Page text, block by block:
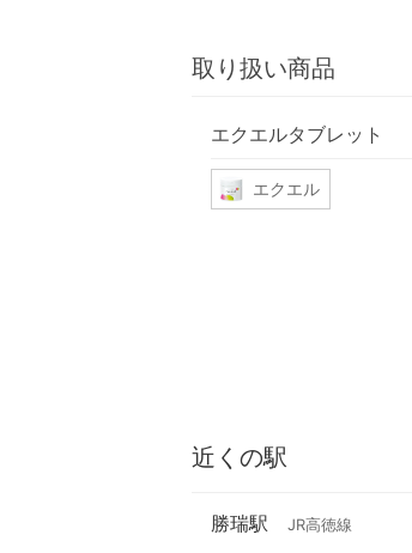
取り扱い商品
エクエルタブレット
エクエル
近くの駅
勝瑞駅 JR高徳線